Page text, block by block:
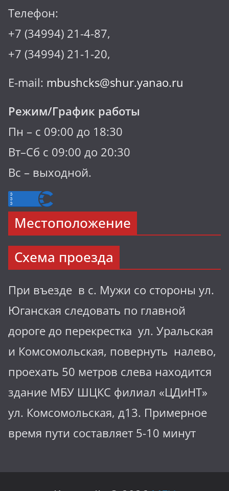
Телефон:
+7 (34994) 21-4-87,
+7 (34994) 21-1-20,
E-mail: mbushcks@shur.yanao.ru
Режим/График работы
Пн – с 09:00 до 18:30
Вт–Сб с 09:00 до 20:30
Вс – выходной.
Местоположение
Схема проезда
При въезде в с. Мужи со стороны ул.
Юганская следовать по главной
дороге до перекрестка ул. Уральская
и Комсомольская, повернуть налево,
проехать 50 метров слева находится
здание МБУ ШЦКС филиал «ЦДиНТ»
ул. Комсомольская, д13. Примерное
время пути составляет 5-10 минут